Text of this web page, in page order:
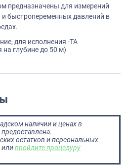
предназначены для измерений
быстропеременных давлений в
для исполнения -TA
глубине до 50 м)
наличии и ценах в
остатков и персональных
илипройдите процедуру